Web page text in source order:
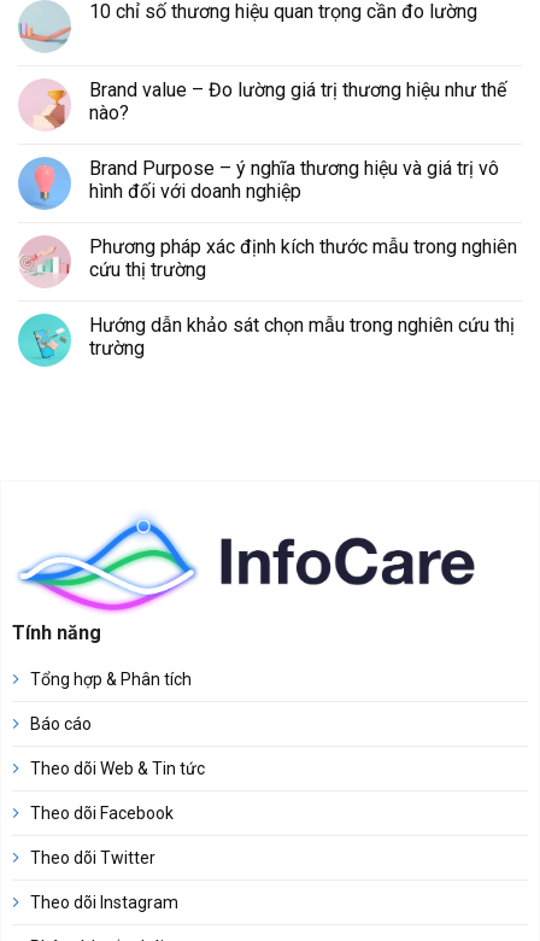
10 chỉ số thương hiệu quan trọng cần đo lường
Brand value – Đo lường giá trị thương hiệu như thế
nào?
Brand Purpose – ý nghĩa thương hiệu và giá trị vô
hình đối với doanh nghiệp
Phương pháp xác định kích thước mẫu trong nghiên
cứu thị trường
Hướng dẫn khảo sát chọn mẫu trong nghiên cứu thị
trường
Tính năng
Tổng hợp & Phân tích
Báo cáo
Theo dõi Web & Tin tức
Theo dõi Facebook
Theo dõi Twitter
Theo dõi Instagram